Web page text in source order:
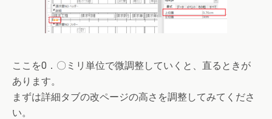
ここを0．〇ミリ単位で微調整していくと、直るときが
あります。
まずは詳細タブの改ページの高さを調整してみてくださ
い。